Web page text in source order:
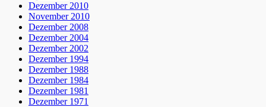
Dezember 2010
November 2010
Dezember 2008
Dezember 2004
Dezember 2002
Dezember 1994
Dezember 1988
Dezember 1984
Dezember 1981
Dezember 1971